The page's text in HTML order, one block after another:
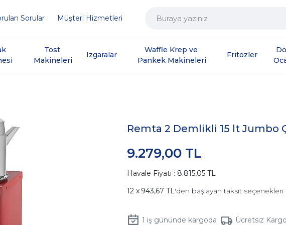
Sorular Müşteri Hizmetleri
Tost
Makineleri
Izgaralar
Waffle Krep ve
Pankek Makineleri
Fritözler
Remta 2 Demlikli 15 lt Jumbo
9.279,00 TL
Havale Fiyatı : 8.815,05 TL
943,67 TL'den başlayan taksit seçenekleri
1 iş gününde kargoda Ücretsiz Kargo